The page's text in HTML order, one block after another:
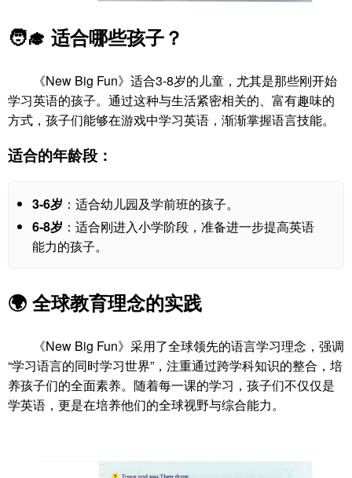
🧑‍🎓 适合哪些孩子？
《New Big Fun》适合3-8岁的儿童，尤其是那些刚开始
学习英语的孩子。通过这种与生活紧密相关的、富有趣味的
方式，孩子们能够在游戏中学习英语，渐渐掌握语言技能。
适合的年龄段：
3-6岁 ：适合幼儿园及学前班的孩子。
6-8岁 ：适合刚进入小学阶段，准备进一步提高英语
能力的孩子。
🌍 全球教育理念的实践
《New Big Fun》采用了全球领先的语言学习理念，强调
“学习语言的同时学习世界”，注重通过跨学科知识的整合，培
养孩子们的全面素养。随着每一课的学习，孩子们不仅仅是
学英语，更是在培养他们的全球视野与综合能力。